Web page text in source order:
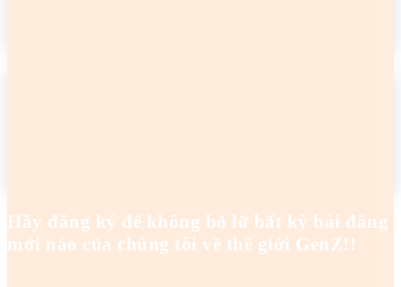
Hãy đăng ký để không bỏ lỡ bất kỳ bài đăng
mới nào của chúng tôi về thế giới GenZ!!